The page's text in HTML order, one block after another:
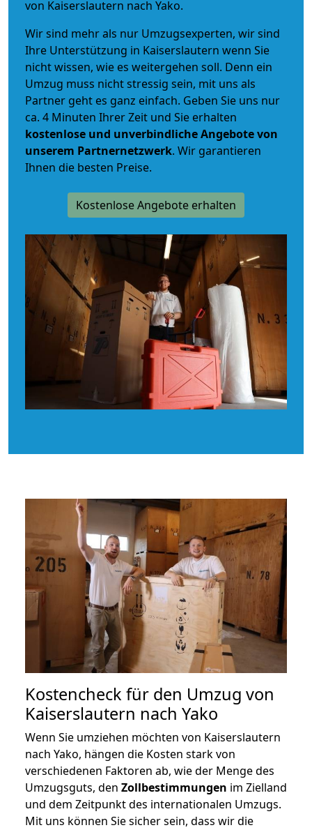
von Kaiserslautern nach Yako.
Wir sind mehr als nur Umzugsexperten, wir sind
Ihre Unterstützung in Kaiserslautern wenn Sie
nicht wissen, wie es weitergehen soll. Denn ein
Umzug muss nicht stressig sein, mit uns als
Partner geht es ganz einfach. Geben Sie uns nur
ca. 4 Minuten Ihrer Zeit und Sie erhalten
kostenlose und unverbindlicheAngebote von
unserem Partnernetzwerk. Wir garantieren
Ihnen die besten Preise.
Kostenlose Angebote erhalten
Kostencheck für den Umzug von
Kaiserslautern nach Yako
Wenn Sie umziehen möchten von Kaiserslautern
nach Yako, hängen die Kosten stark von
verschiedenen Faktoren ab, wie der Menge des
Umzugsguts, den Zollbestimmungen im Zielland
und dem Zeitpunkt des internationalen Umzugs.
Mit uns können Sie sicher sein, dass wir die